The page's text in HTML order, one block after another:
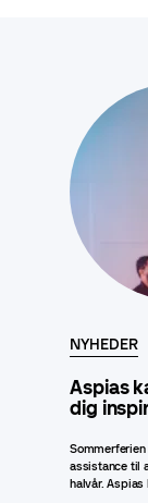
NYHEDER
Aspias
dig
assistance til
halvår.